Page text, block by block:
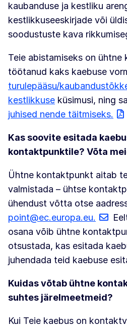
kaubanduse ja kestliku
kestlikkuseeskirjade või
soodustuste kava
Teie abistamiseks on
töötanud kaks kaebuse
turulepääsu/
kestlikkuse küsimusi, ning
juhised nende täitmiseks.
Kas soovite esitada
kontaktpunktile? Võta
Ühtne kontaktpunkt aitab
valmistada – ühtse
ühendust võtta otse
point@ec.europa.eu.
osana võib ühtne
otsustada, kas esitada
juhendada teid kaebuse
Kuidas võtab ühtne
suhtes järelmeetmeid?
Kui Teie kaebus on